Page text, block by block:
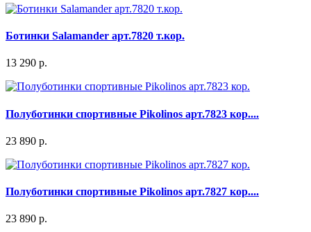
Ботинки Salamander арт.7820 т.кор.
13 290 р.
Полуботинки спортивные Pikolinos арт.7823 кор....
23 890 р.
Полуботинки спортивные Pikolinos арт.7827 кор....
23 890 р.